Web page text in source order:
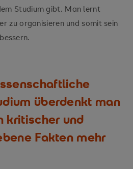
Studium gibt. Man lernt
zu organisieren und somit sein
überdenkt man
kritischer und
Fakten mehr